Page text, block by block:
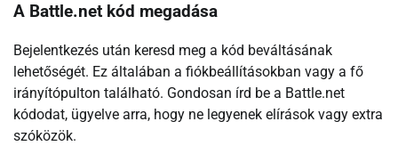
A Battle.net kód megadása
Bejelentkezés után keresd meg a kód beváltásának
lehetőségét. Ez általában a fiókbeállításokban vagy a fő
irányítópulton található. Gondosan írd be a Battle.net
kódodat, ügyelve arra, hogy ne legyenek elírások vagy extra
szóközök.